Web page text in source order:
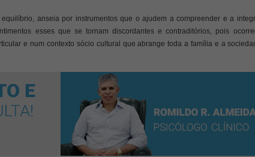
anseia por instrumentos que o ajudem a compreender e a
esses que se tornam discordantes e contraditórios, pois
e num contexto sócio cultural que abrange toda a família e a